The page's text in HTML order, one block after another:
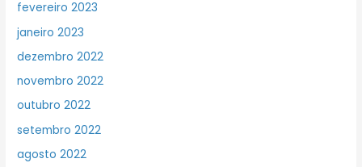
fevereiro 2023
janeiro 2023
dezembro 2022
novembro 2022
outubro 2022
setembro 2022
agosto 2022